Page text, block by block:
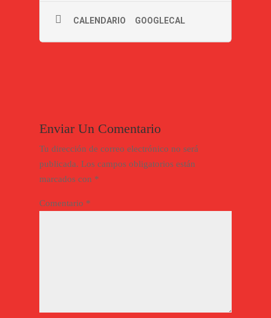
CALENDARIO GOOGLECAL
Enviar Un Comentario
Tu dirección de correo electrónico no será
publicada. Los campos obligatorios están
marcados con *
Comentario *